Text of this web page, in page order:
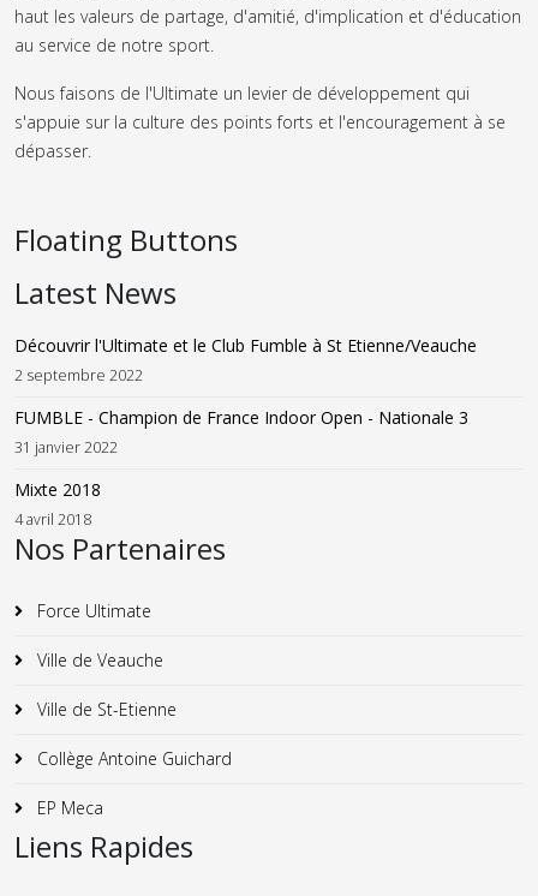
haut les valeurs de partage, d'amitié, d'implication et d'éducation
au service de notre sport.
Nous faisons de l'Ultimate un levier de développement qui
s'appuie sur la culture des points forts et l'encouragement à se
dépasser.
Floating Buttons
Latest News
Découvrir l'Ultimate et le Club Fumble à St Etienne/Veauche
2 septembre 2022
FUMBLE - Champion de France Indoor Open - Nationale 3
31 janvier 2022
Mixte 2018
4 avril 2018
Nos Partenaires
Force Ultimate
Ville de Veauche
Ville de St-Etienne
Collège Antoine Guichard
EP Meca
Liens Rapides